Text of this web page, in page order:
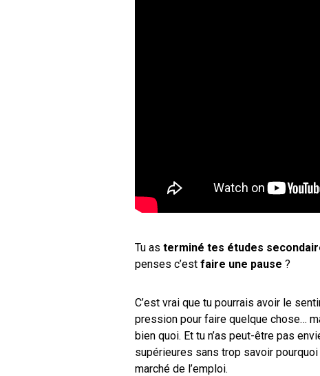
Tu as terminé tes études
penses c’est faire une pause ?
C’est vrai que tu pourrais avoir le
pression pour faire quelque chose…
bien quoi. Et tu n’as peut-être pas
supérieures sans trop savoir
marché de l’emploi.